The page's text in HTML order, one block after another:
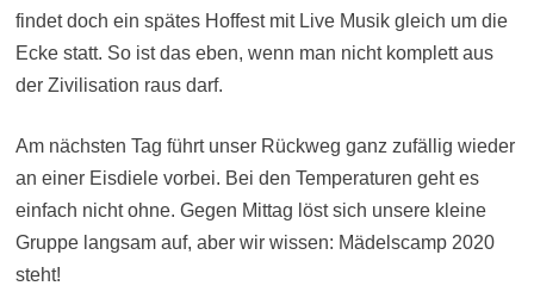
findet doch ein spätes Hoffest mit Live Musik gleich um die
Ecke statt. So ist das eben, wenn man nicht komplett aus
der Zivilisation raus darf.
Am nächsten Tag führt unser Rückweg ganz zufällig wieder
an einer Eisdiele vorbei. Bei den Temperaturen geht es
einfach nicht ohne. Gegen Mittag löst sich unsere kleine
Gruppe langsam auf, aber wir wissen: Mädelscamp 2020
steht!